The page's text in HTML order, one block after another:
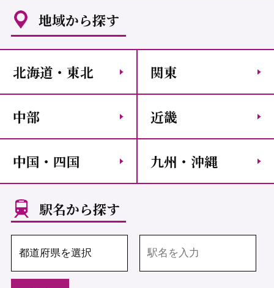
地域から探す
北海道・東北 関東
中部 近畿
中国・四国 九州・沖縄
駅名から探す